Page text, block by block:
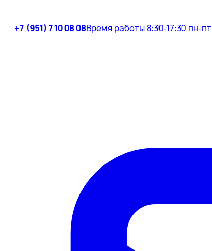
+7 (951) 710 08 08Время работы 8:30-17:30 пн-пт